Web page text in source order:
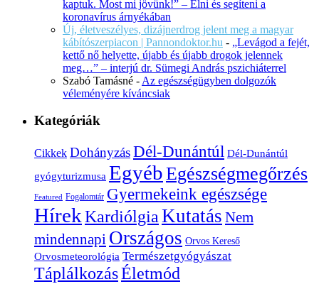
kaptuk. Most mi jövünk!” – Élni és segíteni a
koronavírus árnyékában
Új, életveszélyes, dizájnerdrog jelent meg a magyar
kábítószerpiacon | Pannondoktor.hu - „Levágod a fejét,
kettő nő helyette, újabb és újabb drogok jelennek
meg…” – interjú dr. Sümegi András pszichiáterrel
Szabó Tamásné - Az egészségügyben dolgozók
véleményére kíváncsiak
Kategóriák
Cikkek DohányzásDél-Dunántúl Dél-Dunántúl
gyógyturizmusa EgyébEgészségmegőrzés
Featured Fogalomtár Gyermekeink egészsége
HírekKardiólgia Kutatás Nem
mindennapi Országos Orvos Kereső
Orvosmeteorológia Természetgyógyászat
TáplálkozásÉletmód